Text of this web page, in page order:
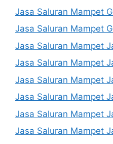
Jasa Saluran Mampet
Jasa Saluran Mampet
Jasa Saluran Mampet
Jasa Saluran Mampet
Jasa Saluran Mampet
Jasa Saluran Mampet
Jasa Saluran Mampet
Jasa Saluran Mampet